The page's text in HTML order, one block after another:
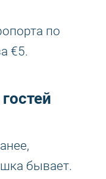
по
€5.
бывает.